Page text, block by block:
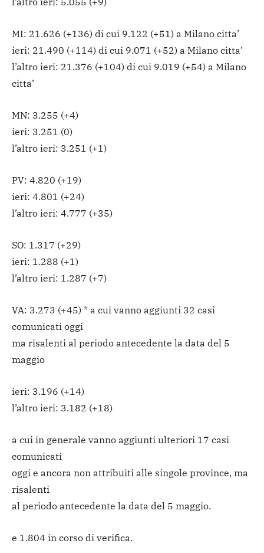
MI: 21.626 (+136) di cui 9.122 (+51) a Milano citta’
ieri: 21.490 (+114) di cui 9.071 (+52) a Milano citta’
l’altro ieri: 21.376 (+104) di cui 9.019 (+54) a Milano
citta’
MN: 3.255 (+4)
ieri: 3.251 (0)
l’altro ieri: 3.251 (+1)
PV: 4.820 (+19)
ieri: 4.801 (+24)
l’altro ieri: 4.777 (+35)
SO: 1.317 (+29)
ieri: 1.288 (+1)
l’altro ieri: 1.287 (+7)
VA: 3.273 (+45) * a cui vanno aggiunti 32 casi
comunicati oggi
ma risalenti al periodo antecedente la data del 5
maggio
ieri: 3.196 (+14)
l’altro ieri: 3.182 (+18)
a cui in generale vanno aggiunti ulteriori 17 casi
comunicati
oggi e ancora non attribuiti alle singole province, ma
risalenti
al periodo antecedente la data del 5 maggio.
e 1.804 in corso di verifica.